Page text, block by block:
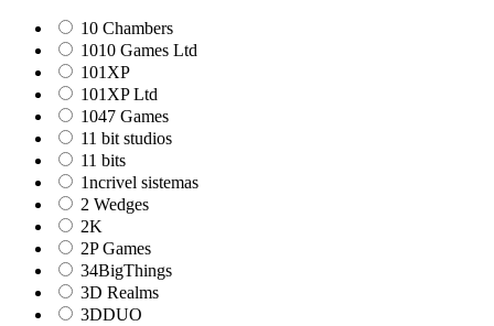
10 Chambers
1010 Games Ltd
101XP
101XP Ltd
1047 Games
11 bit studios
11 bits
1ncrivel sistemas
2 Wedges
2K
2P Games
34BigThings
3D Realms
3DDUO